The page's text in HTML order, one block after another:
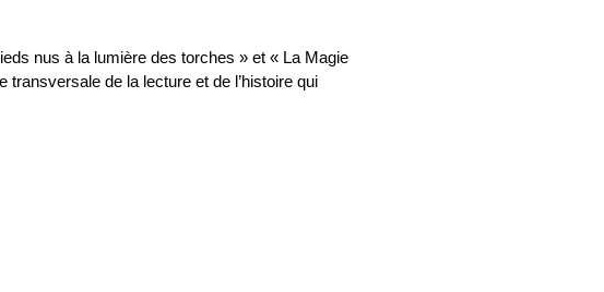
nus à la lumière des torches » et « La Magie
de la lecture et de l’histoire qui